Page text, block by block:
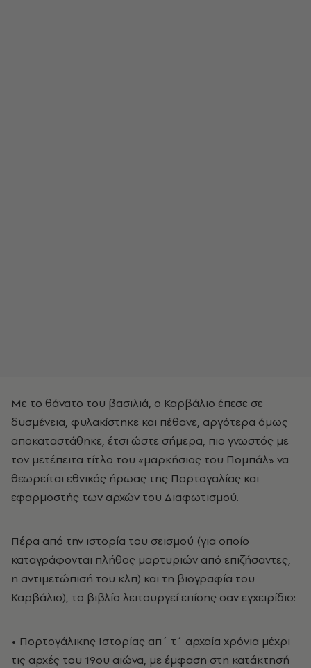
Με το θάνατο του βασιλιά, ο Καρβάλιο έπεσε σε
δυσμένεια, φυλακίστηκε και πέθανε, αργότερα όμως
αποκαταστάθηκε, έτσι ώστε σήμερα, πιο γνωστός με
τον μετέπειτα τίτλο του «μαρκήσιος του Πομπάλ» να
θεωρείται εθνικός ήρωας της Πορτογαλίας και
εφαρμοστής των αρχών του Διαφωτισμού.
Πέρα από την ιστορία του σεισμού (για οποίο
καταγράφονται πλήθος μαρτυριών από επιζήσαντες,
η αντιμετώπισή του κλπ) και τη βιογραφία του
Καρβάλιο), το βιβλίο λειτουργεί επίσης σαν εγχειρίδιο:
• Πορτογάλικης Ιστορίας απ΄ τ΄ αρχαία χρόνια μέχρι
τις αρχές του 19ου αιώνα, με έμφαση στη κατάκτησή